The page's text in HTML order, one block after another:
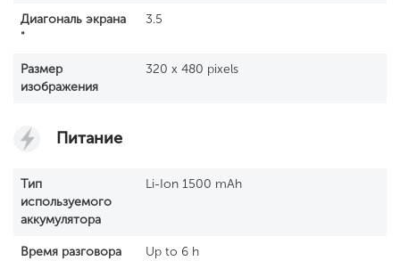
Диагональ экрана
"
3.5
Размер
изображения
320 x 480 pixels
Питание
Тип
используемого
аккумулятора
Li-Ion 1500 mAh
Время разговора Up to 6 h